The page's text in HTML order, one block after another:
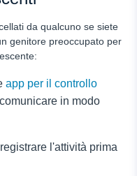
da qualcuno se siete
genitore preoccupato per
app per il controllo
in modo
l'attività prima